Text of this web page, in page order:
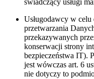
świadczący usługi
Usługodawcy w celu
przetwarzania
przekazywanych
konserwacji strony
bezpieczeństwa IT).
jest wówczas art. 6
nie dotyczy to